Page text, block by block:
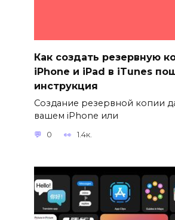
Как создать резервную
iPhone и iPad в iTunes
инструкция
Создание резервной копии
вашем iPhone или
0 1.4к.